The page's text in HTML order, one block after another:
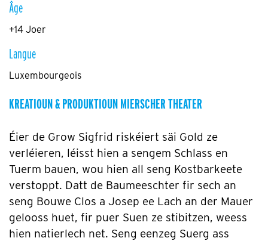
Âge
+14 Joer
Langue
Luxembourgeois
KREATIOUN & PRODUKTIOUN MIERSCHER THEATER
Éier de Grow Sigfrid riskéiert säi Gold ze
verléieren, léisst hien a sengem Schlass en
Tuerm bauen, wou hien all seng Kostbarkeete
verstoppt. Datt de Baumeeschter fir sech an
seng Bouwe Clos a Josep ee Lach an der Mauer
gelooss huet, fir puer Suen ze stibitzen, weess
hien natierlech net. Seng eenzeg Suerg ass